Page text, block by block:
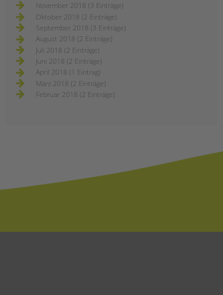
November 2018 (3 Einträge)
Oktober 2018 (2 Einträge)
September 2018 (3 Einträge)
August 2018 (2 Einträge)
Juli 2018 (2 Einträge)
Juni 2018 (2 Einträge)
April 2018 (1 Eintrag)
März 2018 (2 Einträge)
Februar 2018 (2 Einträge)